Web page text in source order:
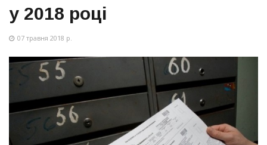
у 2018 році
07 травня 2018 р.